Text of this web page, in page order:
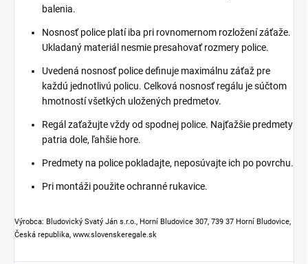
balenia.
Nosnosť police platí iba pri rovnomernom rozložení záťaže.
Ukladaný materiál nesmie presahovať rozmery police.
Uvedená nosnosť police definuje maximálnu záťaž pre
každú jednotlivú policu. Celková nosnosť regálu je súčtom
hmotností všetkých uložených predmetov.
Regál zaťažujte vždy od spodnej police. Najťažšie predmety
patria dole, ľahšie hore.
Predmety na police pokladajte, neposúvajte ich po povrchu.
Pri montáži použite ochranné rukavice.
Výrobca: Bludovický Svatý Ján s.r.o., Horní Bludovice 307, 739 37 Horní Bludovice,
Česká republika, www.slovenskeregale.sk